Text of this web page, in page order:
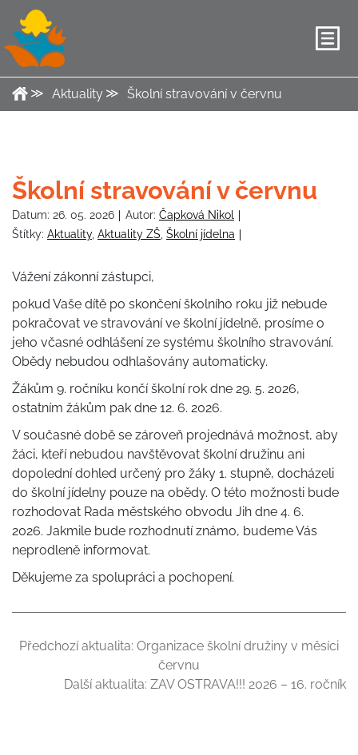
Aktuality Školní stravování v červnu
Školní stravování v červnu
Datum: 26. 05. 2026 Autor: Čapková Nikol
Štítky: Aktuality, Aktuality ZŠ Školní jídelna
Vážení zákonní zástupci,
pokud Vaše dítě po skončení školního roku již nebude
pokračovat ve stravování ve školní jídelně, prosíme o
jeho včasné odhlášení ze systému školního stravování.
Obědy nebudou odhlašovány automaticky.
Žákům 9. ročníku končí školní rok dne 29. 5. 2026,
ostatním žákům pak dne 12. 6. 2026.
V současné době se zároveň projednává možnost, aby
žáci, kteří nebudou navštěvovat školní družinu ani
dopolední dohled určený pro žáky 1. stupně, docházeli
do školní jídelny pouze na obědy. O této možnosti bude
rozhodovat Rada městského obvodu Jih dne 4. 6.
2026. Jakmile bude rozhodnutí známo, budeme Vás
neprodleně informovat.
Děkujeme za spolupráci a pochopení.
Předchozí aktualita: Organizace školní družiny v měsíci
červnu
Další aktualita: ZAV OSTRAVA!!! 2026 – 16. ročník